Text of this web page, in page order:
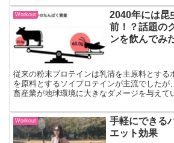
Workout
2040年には昆
前！？話題の
ンを飲んでみ
従来の粉末プロテインは乳清を主原料とする
を原料とするソイプロテインが主流でしたが
畜産業が地球環境に大きなダメージを与えて
ク質の摂取をホエイからコオロギタンパクへ
続可能な食の未来を実現することができるの
リケットプロテインについてご紹介します。
Workout
手軽にできる
エット効果